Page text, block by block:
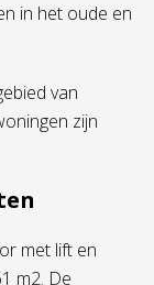
in het oude en
van
zijn
met lift en
m2. De